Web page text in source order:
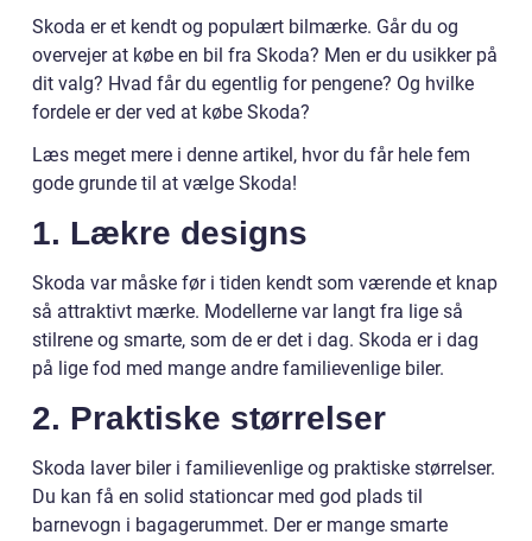
Skoda er et kendt og populært bilmærke. Går du og
overvejer at købe en bil fra Skoda? Men er du usikker på
dit valg? Hvad får du egentlig for pengene? Og hvilke
fordele er der ved at købe Skoda?
Læs meget mere i denne artikel, hvor du får hele fem
gode grunde til at vælge Skoda!
1. Lækre designs
Skoda var måske før i tiden kendt som værende et knap
så attraktivt mærke. Modellerne var langt fra lige så
stilrene og smarte, som de er det i dag. Skoda er i dag
på lige fod med mange andre familievenlige biler.
2. Praktiske størrelser
Skoda laver biler i familievenlige og praktiske størrelser.
Du kan få en solid stationcar med god plads til
barnevogn i bagagerummet. Der er mange smarte